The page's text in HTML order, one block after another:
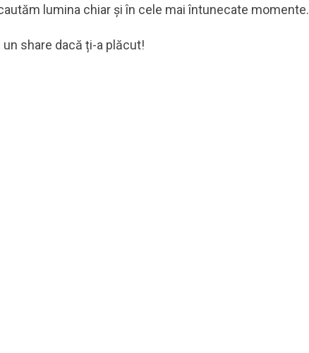
lumina chiar și în cele mai întunecate momente.
share dacă ți-a plăcut!